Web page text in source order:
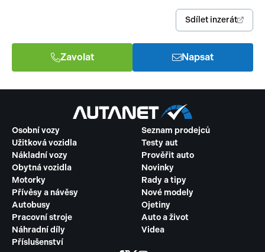
Sdílet inzerát
Zavolat Napsat
Osobní vozy
Užitková vozidla
Nákladní vozy
Obytná vozidla
Motorky
Přívěsy a návěsy
Autobusy
Pracovní stroje
Náhradní díly
Příslušenství
Seznam prodejců
Testy aut
Prověřit auto
Novinky
Rady a tipy
Nové modely
Ojetiny
Auto a život
Videa